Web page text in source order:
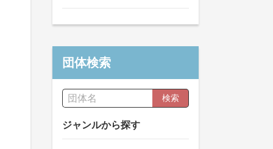
団体検索
検索
ジャンルから探す